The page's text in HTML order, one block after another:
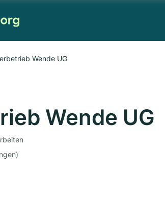
Wende UG
Wende UG